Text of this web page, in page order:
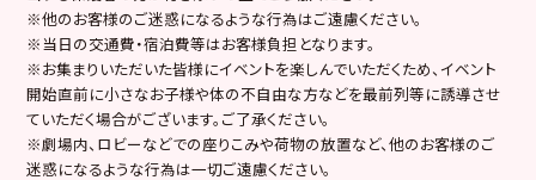
※他のお客様のご迷惑になるような行為はご遠慮ください。
※当日の交通費・宿泊費等はお客様負担となります。
※お集まりいただいた皆様にイベントを楽しんでいただくため、イベント
開始直前に小さなお子様や体の不自由な方などを最前列等に誘導させ
ていただく場合がございます。ご了承ください。
※劇場内、ロビーなどでの座りこみや荷物の放置など、他のお客様のご
迷惑になるような行為は一切ご遠慮ください。